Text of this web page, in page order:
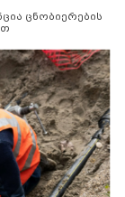
ცნობიერების